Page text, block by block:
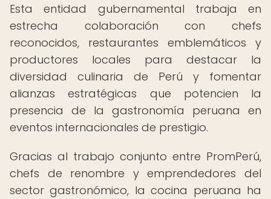
Esta entidad gubernamental trabaja en
estrecha colaboración con chefs
reconocidos, restaurantes emblemáticos y
productores locales para destacar la
diversidad culinaria de Perú y fomentar
alianzas estratégicas que potencien la
presencia de la gastronomía peruana en
eventos internacionales de prestigio.
Gracias al trabajo conjunto entre PromPerú,
chefs de renombre y emprendedores del
sector gastronómico, la cocina peruana ha